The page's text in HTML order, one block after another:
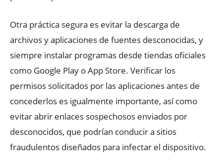
Otra práctica segura es evitar la descarga de
archivos y aplicaciones de fuentes desconocidas, y
siempre instalar programas desde tiendas oficiales
como Google Play o App Store. Verificar los
permisos solicitados por las aplicaciones antes de
concederlos es igualmente importante, así como
evitar abrir enlaces sospechosos enviados por
desconocidos, que podrían conducir a sitios
fraudulentos diseñados para infectar el dispositivo.